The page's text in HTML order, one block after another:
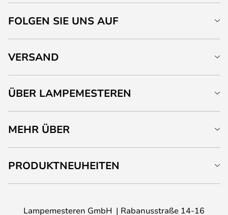
FOLGEN SIE UNS AUF
VERSAND
ÜBER LAMPEMESTEREN
MEHR ÜBER
PRODUKTNEUHEITEN
Lampemesteren GmbH Rabanusstraße 14-16